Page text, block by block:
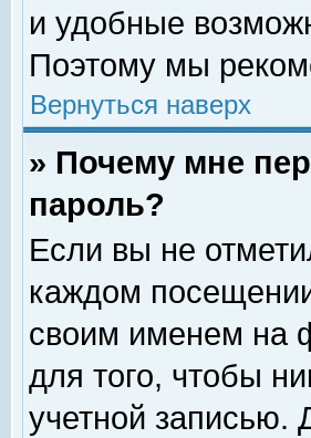
и удобные
Поэтому мы
Вернуться наверх
» Почему мне
пароль?
Если вы не
каждом
своим именем на
для того, чтобы
учетной записью.